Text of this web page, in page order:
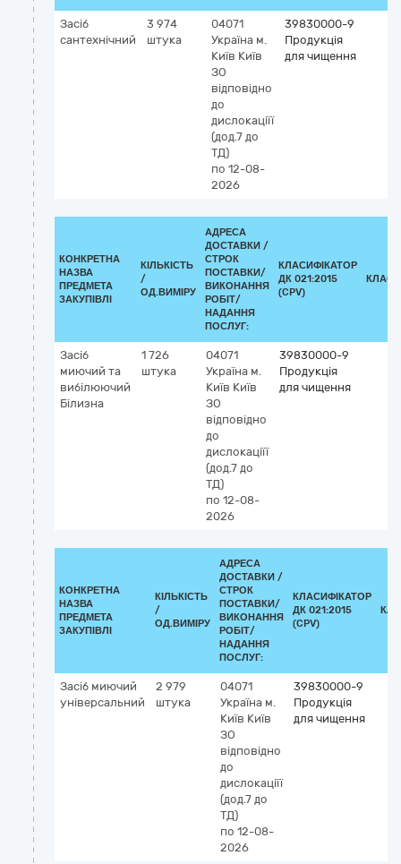
Засіб
сантехнічний
3 974
штука
04071
Україна м.
Київ Київ
ЗО
відповідно
до
дислокаціїї
(дод.7 до
ТД)
по 12-08-
2026
39830000-9
Продукція
для чищення
КОНКРЕТНА
НАЗВА
ПРЕДМЕТА
ЗАКУПІВЛІ
КІЛЬКІСТЬ
/
ОД.ВИМІРУ
АДРЕСА
ДОСТАВКИ /
СТРОК
ПОСТАВКИ/
ВИКОНАННЯ
РОБІТ/
НАДАННЯ
ПОСЛУГ:
КЛАСИФІКАТОР
ДК 021:2015
(CPV)
Засіб
миючий та
вибілюючий
Білизна
1 726
штука
04071
Україна м.
Київ Київ
ЗО
відповідно
до
дислокаціїї
(дод.7 до
ТД)
по 12-08-
2026
39830000-9
Продукція
для чищення
КОНКРЕТНА
НАЗВА
ПРЕДМЕТА
ЗАКУПІВЛІ
КІЛЬКІСТЬ
/
ОД.ВИМІРУ
АДРЕСА
ДОСТАВКИ /
СТРОК
ПОСТАВКИ/
ВИКОНАННЯ
РОБІТ/
НАДАННЯ
ПОСЛУГ:
КЛАСИФІКАТОР
ДК 021:2015
(CPV)
Засіб миючий
універсальний
2 979
штука
04071
Україна м.
Київ Київ
ЗО
відповідно
до
дислокаціїї
(дод.7 до
ТД)
по 12-08-
2026
39830000-9
Продукція
для чищення